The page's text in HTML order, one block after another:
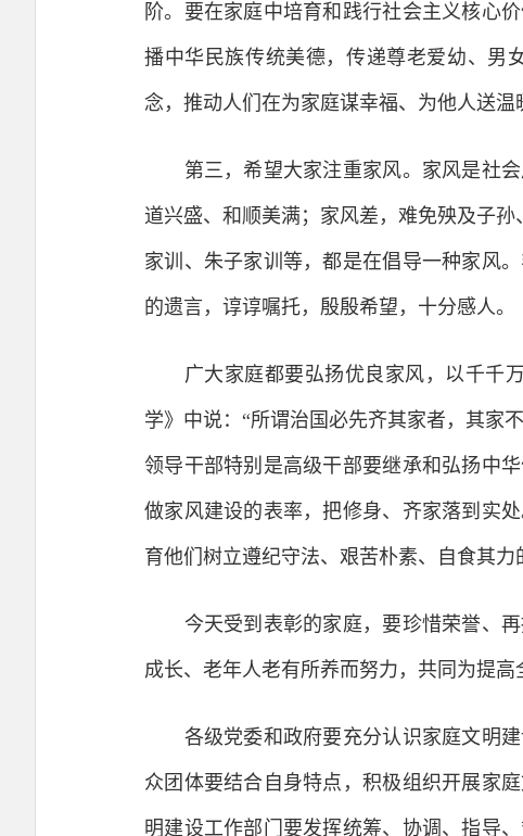
阶。要在家庭中培育和践行社会主义核心
播中华民族传统美德，传递尊老爱幼、男
念，推动人们在为家庭谋幸福、为他人送
第三，希望大家注重家风。家风是社会
道兴盛、和顺美满；家风差，难免殃及子
家训、朱子家训等，都是在倡导一种家风
的遗言，谆谆嘱托，殷殷希望，十分感人。
广大家庭都要弘扬优良家风，以千千万
学》中说：“所谓治国必先齐其家者，其家
领导干部特别是高级干部要继承和弘扬中
做家风建设的表率，把修身、齐家落到实
育他们树立遵纪守法、艰苦朴素、自食其
今天受到表彰的家庭，要珍惜荣誉、再
成长、老年人老有所养而努力，共同为提高
各级党委和政府要充分认识家庭文明建
众团体要结合自身特点，积极组织开展家
明建设工作部门要发挥统筹、协调、指导